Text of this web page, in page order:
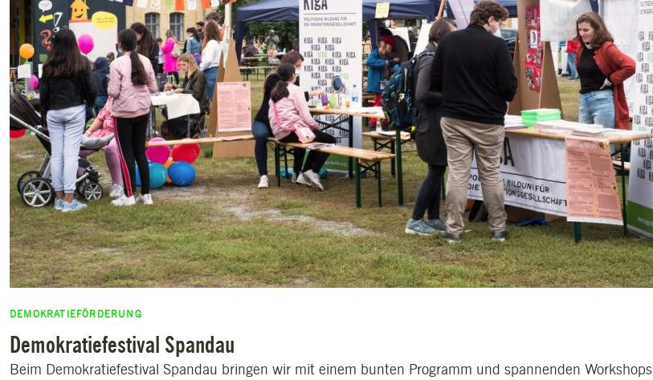
DEMOKRATIEFÖRDERUNG
Demokratiefestival Spandau
Beim Demokratiefestival Spandau bringen wir mit einem bunten Programm und spannenden Workshops